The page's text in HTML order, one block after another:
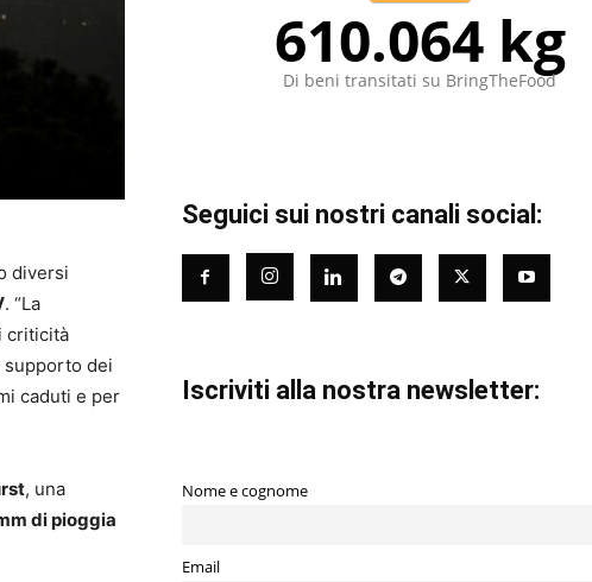
diversi
. “La
criticità
supporto dei
caduti e per
, una
di pioggia
610.064 kg
Di beni transitati su BringTheFood
Seguici sui nostri canali social:
Iscriviti alla nostra newsletter:
Nome e cognome
Email